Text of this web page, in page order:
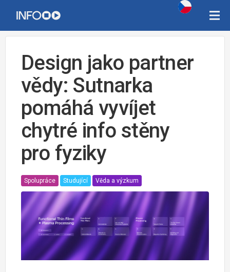
Design jako partner
vědy: Sutnarka
pomáhá vyvíjet
chytré info stěny
pro fyziky
Spolupráce Studující Věda a výzkum